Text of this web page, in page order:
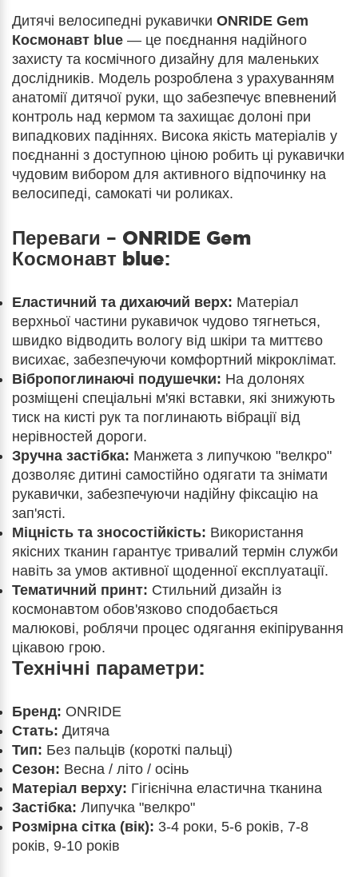
Дитячі велосипедні рукавички ONRIDE Gem
Космонавт blue — це поєднання надійного
захисту та космічного дизайну для маленьких
дослідників. Модель розроблена з урахуванням
анатомії дитячої руки, що забезпечує впевнений
контроль над кермом та захищає долоні при
випадкових падіннях. Висока якість матеріалів у
поєднанні з доступною ціною робить ці рукавички
чудовим вибором для активного відпочинку на
велосипеді, самокаті чи роликах.
Переваги – ONRIDE Gem
Космонавт blue:
Еластичний та дихаючий верх: Матеріал
верхньої частини рукавичок чудово тягнеться,
швидко відводить вологу від шкіри та миттєво
висихає, забезпечуючи комфортний мікроклімат.
Вібропоглинаючі подушечки: На долонях
розміщені спеціальні м'які вставки, які знижують
тиск на кисті рук та поглинають вібрації від
нерівностей дороги.
Зручна застібка: Манжета з липучкою "велкро"
дозволяє дитині самостійно одягати та знімати
рукавички, забезпечуючи надійну фіксацію на
зап'ясті.
Міцність та зносостійкість: Використання
якісних тканин гарантує тривалий термін служби
навіть за умов активної щоденної експлуатації.
Тематичний принт: Стильний дизайн із
космонавтом обов'язково сподобається
малюкові, роблячи процес одягання екіпірування
цікавою грою.
Технічні параметри:
Бренд: ONRIDE
Стать: Дитяча
Тип: Без пальців (короткі пальці)
Сезон: Весна / літо / осінь
Матеріал верху: Гігієнічна еластична тканина
Застібка: Липучка "велкро"
Розмірна сітка (вік): 3-4 роки, 5-6 років, 7-8
років, 9-10 років